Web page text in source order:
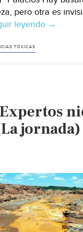
pero otra es
leyendo España:
basura
invisible
(20
→
TÓXICAS
jornada)